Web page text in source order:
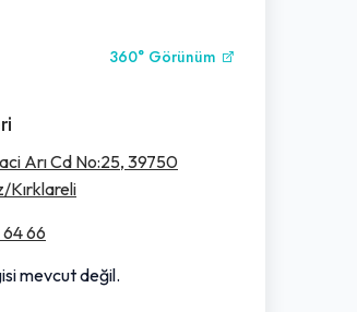
360° Görünüm
Arı Cd No:25, 39750
Kırklareli
66
mevcut değil.